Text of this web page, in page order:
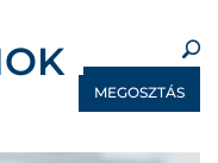
MEGOSZTÁS